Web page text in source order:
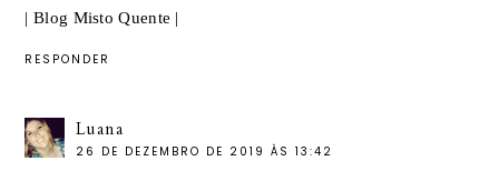
|Blog Misto Quente |
RESPONDER
Luana
26 DE DEZEMBRO DE 2019 ÀS 13:42